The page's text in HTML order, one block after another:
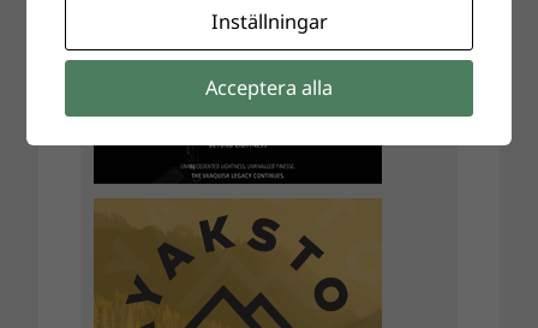
Inställningar
Acceptera alla